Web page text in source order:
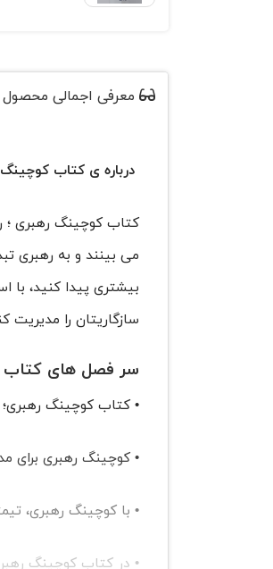
معرفی اجمالی محصول
درباره ی کتاب
کتاب کوچینگ رهبری ؛
می بینند و به رهبری
بیشتری پیدا کنید، با
سازگاریتان را
سر فصل های کتاب
• کتاب کوچینگ
• کوچینگ رهبری برای
• با کوچینگ رهبری،
• در کتاب کوچینگ